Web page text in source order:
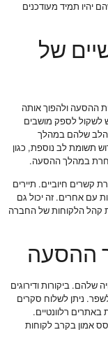
יהיו תמיד מעודכנים
של
ההסעה ולהפוך אותה
לשקול לספק מושבים
הלב שלהם במהלך
תשומת לב נוספת, כגון
במהלך ההסעה.
קשרים חיוביים. תיירים
עם אחרים. זה יכול גם
קהל הלקוחות של החברה
ההסעה
שלהם. ביקורות ודירוגים
ניתן לשלוח סקרים
רלוונטיים.
אמון בקרב לקוחות